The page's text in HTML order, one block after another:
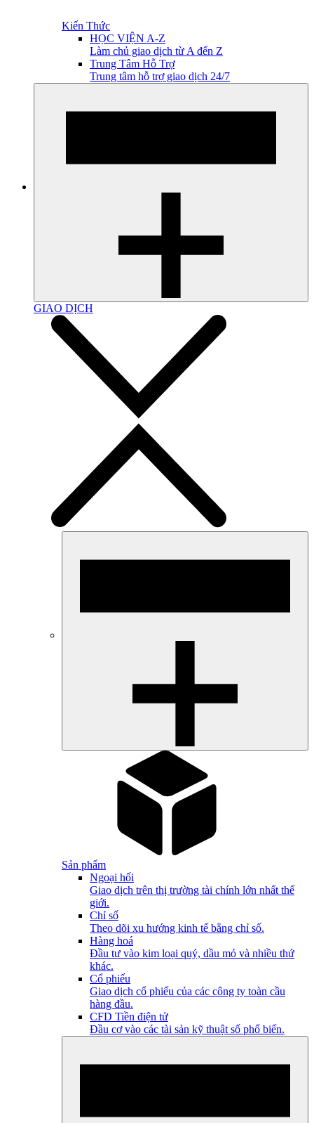
Kiến Thức
HỌC VIỆN A-Z
Làm chủ giao dịch từ A đến Z
Trung Tâm Hỗ Trợ
Trung tâm hỗ trợ giao dịch 24/7
GIAO DỊCH
Sản phẩm
Ngoại hối
Giao dịch trên thị trường tài chính lớn nhất thế
giới.
Chỉ số
Theo dõi xu hướng kinh tế bằng chỉ số.
Hàng hoá
Đầu tư vào kim loại quý, dầu mỏ và nhiều thứ
khác.
Cổ phiếu
Giao dịch cổ phiếu của các công ty toàn cầu
hàng đầu.
CFD Tiền điện tử
Đầu cơ vào các tài sản kỹ thuật số phổ biến.